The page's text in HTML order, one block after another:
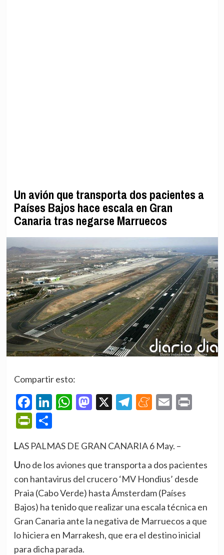
Un avión que transporta dos pacientes a
Países Bajos hace escala en Gran
Canaria tras negarse Marruecos
Compartir esto:
Facebook
LinkedIn
WhatsApp
Mastodon
X Telegram
Meneame
Email
PrintFriendly
Compartir
LAS PALMAS DE GRAN CANARIA 6 May. –
Uno de los aviones que transporta a dos pacientes
con hantavirus del crucero ‘MV Hondius’ desde
Praia (Cabo Verde) hasta Ámsterdam (Países
Bajos) ha tenido que realizar una escala técnica en
Gran Canaria ante la negativa de Marruecos a que
lo hiciera en Marrakesh, que era el destino inicial
para dicha parada.